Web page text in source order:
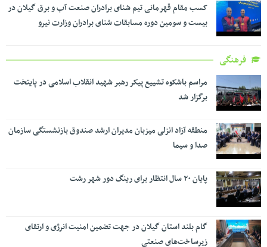
کسب مقام قهرمانی تیم شنای برادران صنعت آب و برق گیلان در
بیست و سومین دوره مسابقات شنای برادران وزارت نیرو
فرهنگی
مراسم باشکوه تشییع پیکر رهبر شهید انقلاب اسلامی در پایتخت
برگزار شد
منطقه آزاد انزلی میزبان مدیران ارشد صندوق بازنشستگی سازمان
صدا و سیما
پایان ۲۰ سال انتظار برای رینگ دور شهر رشت
گام بلند استان گیلان در جهت تضمین امنیت انرژی و ارتقای
زیرساخت‌های صنعتی